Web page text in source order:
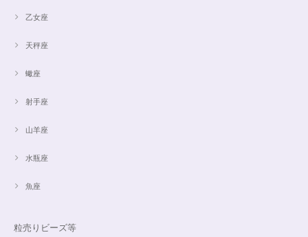
乙女座
天秤座
蠍座
射手座
山羊座
水瓶座
魚座
粒売りビーズ等